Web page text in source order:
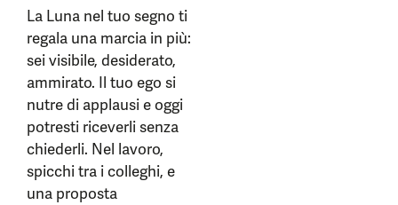
La Luna nel tuo segno ti
regala una marcia in più:
sei visibile, desiderato,
ammirato. Il tuo ego si
nutre di applausi e oggi
potresti riceverli senza
chiederli. Nel lavoro,
spicchi tra i colleghi, e
una proposta